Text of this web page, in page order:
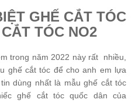
GHẾ CẮT TÓC
TÓC NO2
trong năm 2022 này rất nhiều,
ghế cắt tóc để cho anh em lựa
dùng nhất là mẫu ghế cắt tóc
ghế cắt tóc quốc dân của